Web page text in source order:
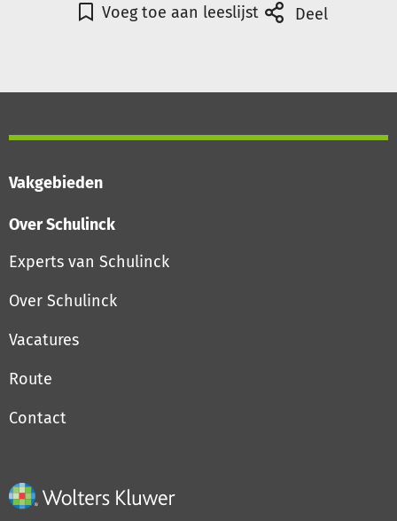
Voeg toe aan leeslijst Deel
Vakgebieden
Over Schulinck
Experts van Schulinck
Over Schulinck
Vacatures
Route
Contact